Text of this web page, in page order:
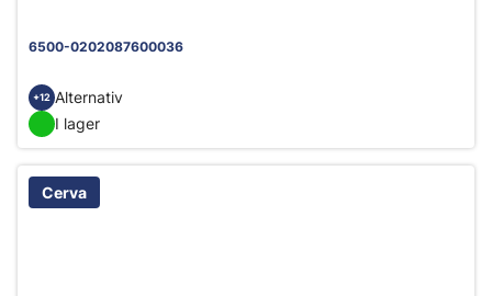
6500-0202087600036
+12 Alternativ
I lager
Cerva